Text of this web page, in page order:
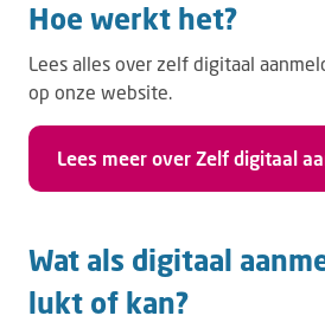
Hoe werkt het?
Lees alles over zelf digitaal
op onze website.
Lees meer over Zelf digitaal
Wat als digitaal
lukt of kan?